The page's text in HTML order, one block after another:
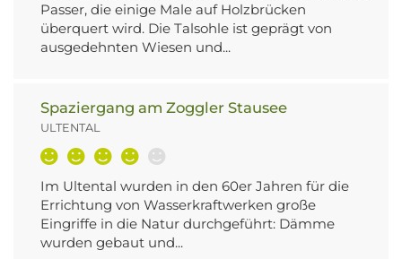
Passer, die einige Male auf Holzbrücken
überquert wird. Die Talsohle ist geprägt von
ausgedehnten Wiesen und...
Spaziergang am Zoggler Stausee
ULTENTAL
Im Ultental wurden in den 60er Jahren für die
Errichtung von Wasserkraftwerken große
Eingriffe in die Natur durchgeführt: Dämme
wurden gebaut und...